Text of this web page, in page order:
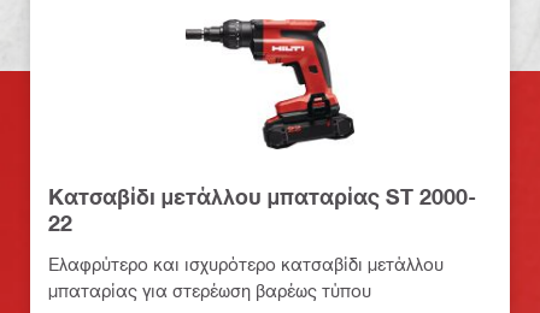
Κατσαβίδι μετάλλου μπαταρίας ST 2000-
22
Ελαφρύτερο και ισχυρότερο κατσαβίδι μετάλλου
μπαταρίας για στερέωση βαρέως τύπου